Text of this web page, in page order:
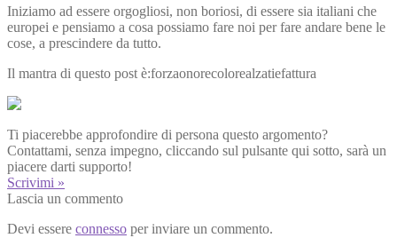
Iniziamo ad essere orgogliosi, non boriosi, di essere sia italiani che
europei e pensiamo a cosa possiamo fare noi per fare andare bene le
cose, a prescindere da tutto.
Il mantra di questo post è:forzaonorecolorealzatiefattura
Ti piacerebbe approfondire di persona questo argomento?
Contattami, senza impegno, cliccando sul pulsante qui sotto, sarà un
piacere darti supporto!
Scrivimi »
Lascia un commento
Devi essere connesso per inviare un commento.